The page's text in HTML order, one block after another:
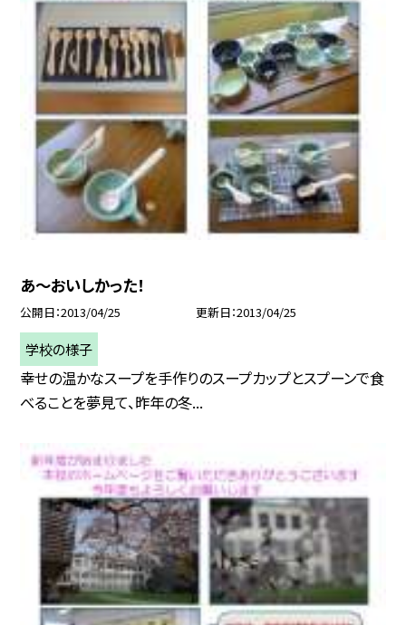
あ〜おいしかった！
公開日 2013/04/25 更新日 2013/04/25
学校の様子
幸せの温かなスープを手作りのスープカップとスプーンで食
べることを夢見て、昨年の冬...